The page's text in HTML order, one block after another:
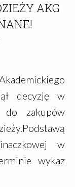
- Ponowne
Dyżur 19:30
10:00 -
AKG
decyzję w
do zakupów
w
wykaz